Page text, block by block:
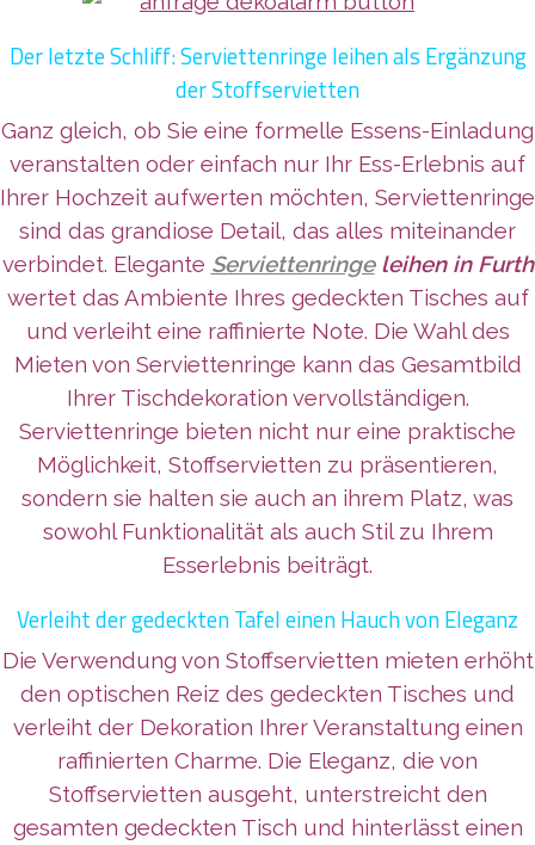
Der letzte Schliff: Serviettenringe leihen als Ergänzung
der Stoffservietten
Ganz gleich, ob Sie eine formelle Essens-Einladung
veranstalten oder einfach nur Ihr Ess-Erlebnis auf
Ihrer Hochzeit aufwerten möchten, Serviettenringe
sind das grandiose Detail, das alles miteinander
verbindet. Elegante Serviettenringeleihen in Furth
wertet das Ambiente Ihres gedeckten Tisches auf
und verleiht eine raffinierte Note. Die Wahl des
Mieten von Serviettenringe kann das Gesamtbild
Ihrer Tischdekoration vervollständigen.
Serviettenringe bieten nicht nur eine praktische
Möglichkeit, Stoffservietten zu präsentieren,
sondern sie halten sie auch an ihrem Platz, was
sowohl Funktionalität als auch Stil zu Ihrem
Esserlebnis beiträgt.
Verleiht der gedeckten Tafel einen Hauch von Eleganz
Die Verwendung von Stoffservietten mieten erhöht
den optischen Reiz des gedeckten Tisches und
verleiht der Dekoration Ihrer Veranstaltung einen
raffinierten Charme. Die Eleganz, die von
Stoffservietten ausgeht, unterstreicht den
gesamten gedeckten Tisch und hinterlässt einen